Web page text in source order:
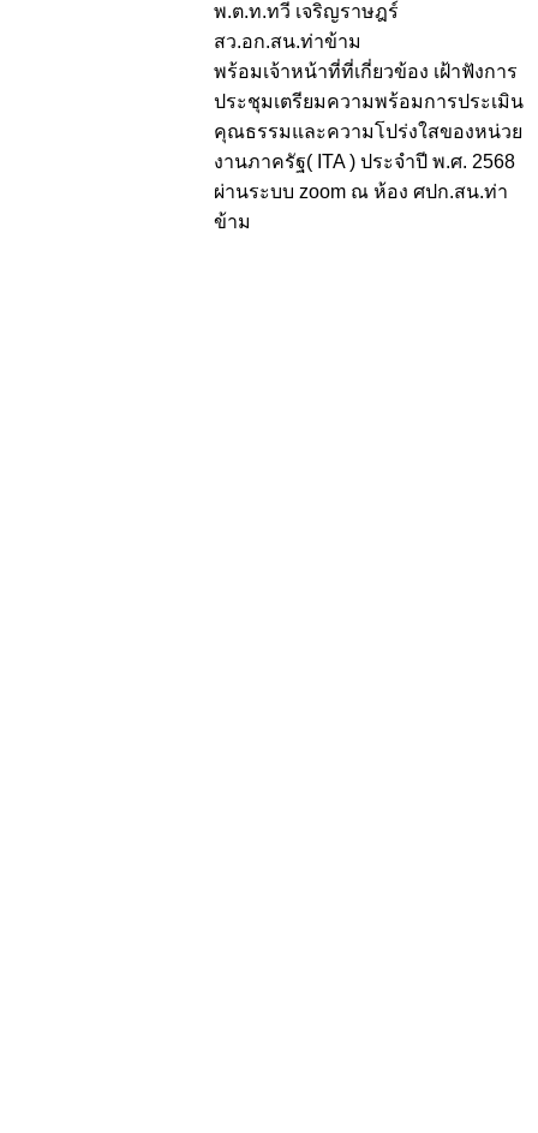
พ.ต.ท.ทวี เจริญราษฎร์
สว.อก.สน.ท่าข้าม
พร้อมเจ้าหน้าที่ที่เกี่ยวข้อง เฝ้าฟังการ
ประชุมเตรียมความพร้อมการประเมิน
คุณธรรมและความโปร่งใสของหน่วย
งานภาครัฐ( ITA ) ประจำปี พ.ศ. 2568
ผ่านระบบ zoom ณ ห้อง ศปก.สน.ท่า
ข้าม